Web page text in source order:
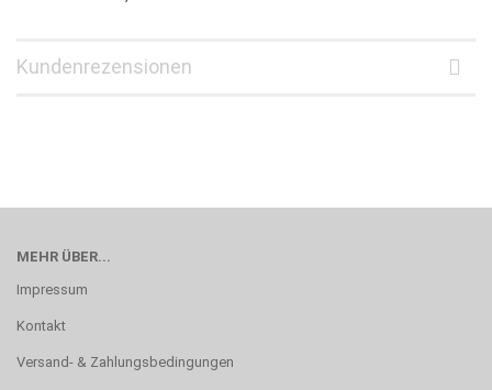
Kundenrezensionen
MEHR ÜBER...
Impressum
Kontakt
Versand- & Zahlungsbedingungen